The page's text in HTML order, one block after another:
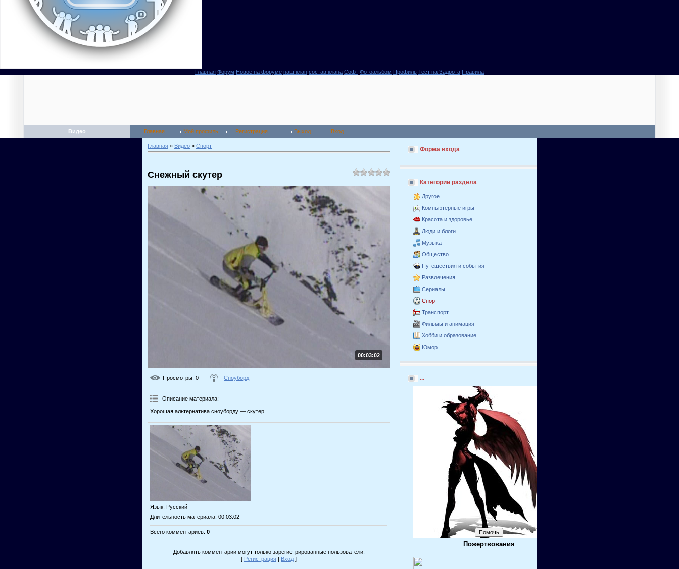
Главная Форум Новое на форуме наш клан состав клана Софт Фотоальбом Профиль Тест на Задрота Правила
Видео Главная Мой профиль Регистрация Выход Вход
Главная » Видео » Спорт
Снежный скутер
00:03:02
Просмотры: 0 Сноуборд
Описание материала:
Хорошая альтернатива сноуборду — скутер.
Язык: Русский
Длительность материала: 00:03:02
Всего комментариев: 0
Добавлять комментарии могут только зарегистрированные пользователи.
[ Регистрация | Вход ]
Форма входа
Категории раздела
Другое
Компьютерные игры
Красота и здоровье
Люди и блоги
Музыка
Общество
Путешествия и события
Развлечения
Сериалы
Спорт
Транспорт
Фильмы и анимация
Хобби и образование
Юмор
...
Пожертвования